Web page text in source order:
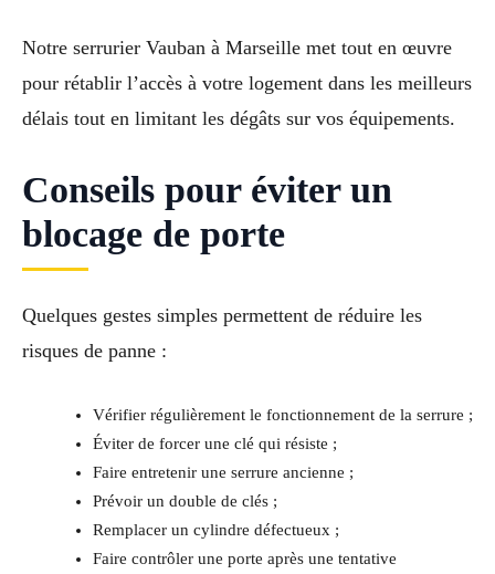
Notre serrurier Vauban à Marseille met tout en œuvre
pour rétablir l’accès à votre logement dans les meilleurs
délais tout en limitant les dégâts sur vos équipements.
Conseils pour éviter un
blocage de porte
Quelques gestes simples permettent de réduire les
risques de panne :
Vérifier régulièrement le fonctionnement de la serrure ;
Éviter de forcer une clé qui résiste ;
Faire entretenir une serrure ancienne ;
Prévoir un double de clés ;
Remplacer un cylindre défectueux ;
Faire contrôler une porte après une tentative